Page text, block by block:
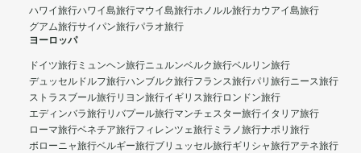
ハワイ旅行ハワイ島旅行マウイ島旅行ホノルル旅行カウアイ島旅行
グアム旅行サイパン旅行パラオ旅行
ヨーロッパ
ドイツ旅行 ミュンヘン旅行ニュルンベルク旅行ベルリン旅行
デュッセルドルフ旅行ハンブルク旅行フランス旅行パリ旅行ニース旅行
ストラスブール旅行リヨン旅行イギリス旅行ロンドン旅行
エディンバラ旅行リバプール旅行マンチェスター旅行イタリア旅行
ローマ旅行ベネチア旅行フィレンツェ旅行 ミラノ旅行ナポリ旅行
ボローニャ旅行ベルギー旅行ブリュッセル旅行ギリシャ旅行アテネ旅行